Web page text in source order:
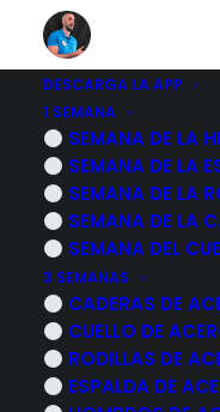
DESCARGA LA APP
1 SEMANA
SEMANA DE LA
SEMANA DE LA
SEMANA DE LA
SEMANA DE LA
SEMANA DEL
3 SEMANAS
CADERAS DE
CUELLO DE
RODILLAS DE
ESPALDA DE